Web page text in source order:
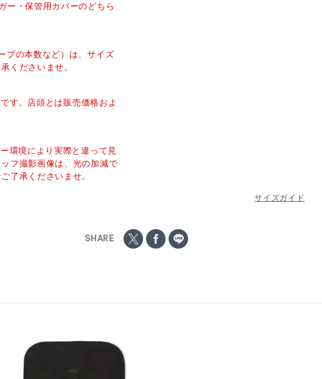
ー・保管用カバーのどちら
プの本数など）は、サイズ
くださいませ。
す。店頭とは販売価格およ
環境により実際と違って見
フ撮影画像は、光の加減で
了承くださいませ。
サイズガイド
SHARE